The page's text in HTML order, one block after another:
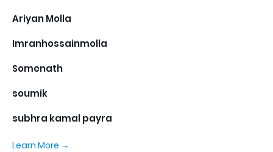
Ariyan Molla
Imranhossainmolla
Somenath
soumik
subhra kamal payra
Learn More →